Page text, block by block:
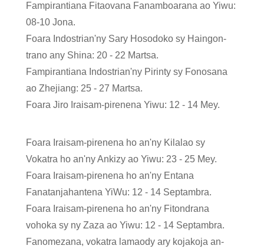
Fampirantiana Fitaovana Fanamboarana ao Yiwu:
08-10 Jona.
Foara Indostrian'ny Sary Hosodoko sy Haingon-
trano any Shina: 20 - 22 Martsa.
Fampirantiana Indostrian'ny Pirinty sy Fonosana
ao Zhejiang: 25 - 27 Martsa.
Foara Jiro Iraisam-pirenena Yiwu: 12 - 14 Mey.
Foara Iraisam-pirenena ho an'ny Kilalao sy
Vokatra ho an'ny Ankizy ao Yiwu: 23 - 25 Mey.
Foara Iraisam-pirenena ho an'ny Entana
Fanatanjahantena YiWu: 12 - 14 Septambra.
Foara Iraisam-pirenena ho an'ny Fitondrana
vohoka sy ny Zaza ao Yiwu: 12 - 14 Septambra.
Fanomezana, vokatra lamaody ary kojakoja an-